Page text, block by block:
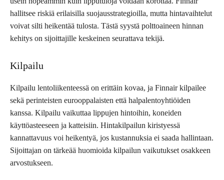
hallitsee riskiä erilaisilla suojausstrategioilla, mutta hintavaihtelut
voivat silti heikentää tulosta. Tästä syystä polttoaineen hinnan
kehitys on sijoittajille keskeinen seurattava tekijä.
Kilpailu
Kilpailu lentoliikenteessä on erittäin kovaa, ja Finnair kilpailee
sekä perinteisten eurooppalaisten että halpalentoyhtiöiden
kanssa. Kilpailu vaikuttaa lippujen hintoihin, koneiden
käyttöasteeseen ja katteisiin. Hintakilpailun kiristyessä
kannattavuus voi heikentyä, jos kustannuksia ei saada hallintaan.
Sijoittajan on tärkeää huomioida kilpailun vaikutukset osakkeen
arvostukseen.